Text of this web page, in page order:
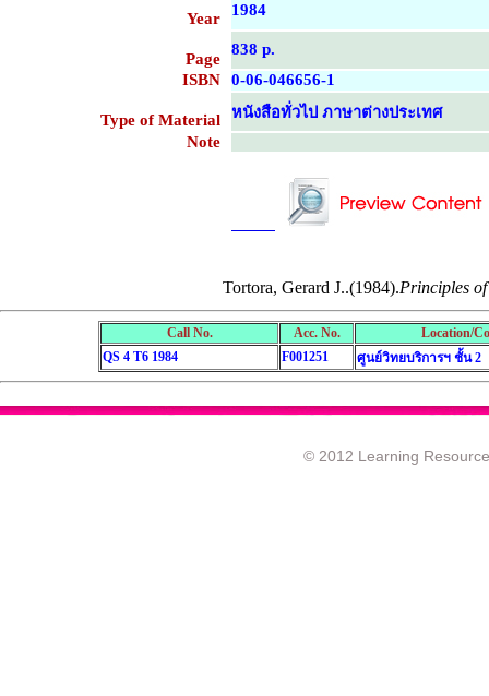
Year 1984
Page
838 p.
ISBN
0-06-046656-1
Type of Material
หนังสือทั่วไป ภาษาต่างประเทศ
Note
Tortora, Gerard J..(1984).Principles
Call No. Acc. No.
Location/
QS 4 T6 1984
F001251 ศูนย์วิทยบริการฯ ชั้น 2
© 2012 Learning